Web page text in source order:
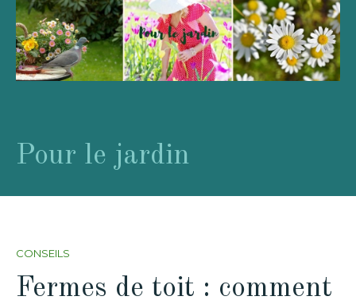
Pour le jardin
CONSEILS
Fermes de toit : comment